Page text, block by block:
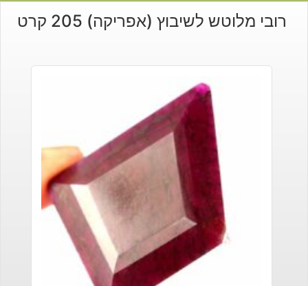
רובי מלוטש לשיבוץ (אפריקה) 205 קרט